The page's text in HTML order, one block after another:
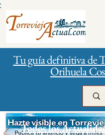
Tu guía definitiva de
Orihuela
Todos los